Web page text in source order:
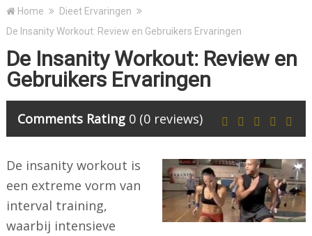
Home
Dieet Ervaringen
De Insanity Workout: Review en Gebruikers Ervaringen
De Insanity Workout: Review en
Gebruikers Ervaringen
Comments Rating 0 (0reviews)
De insanity workout is
een extreme vorm van
interval training,
waarbij intensieve